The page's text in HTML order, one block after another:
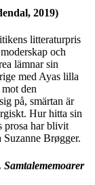
2019)
litteraturpris
och
lämnar sin
med Ayas lilla
den
på, smärtan är
Hur hitta sin
prosa har blivit
Brøgger.
Samtalememoarer